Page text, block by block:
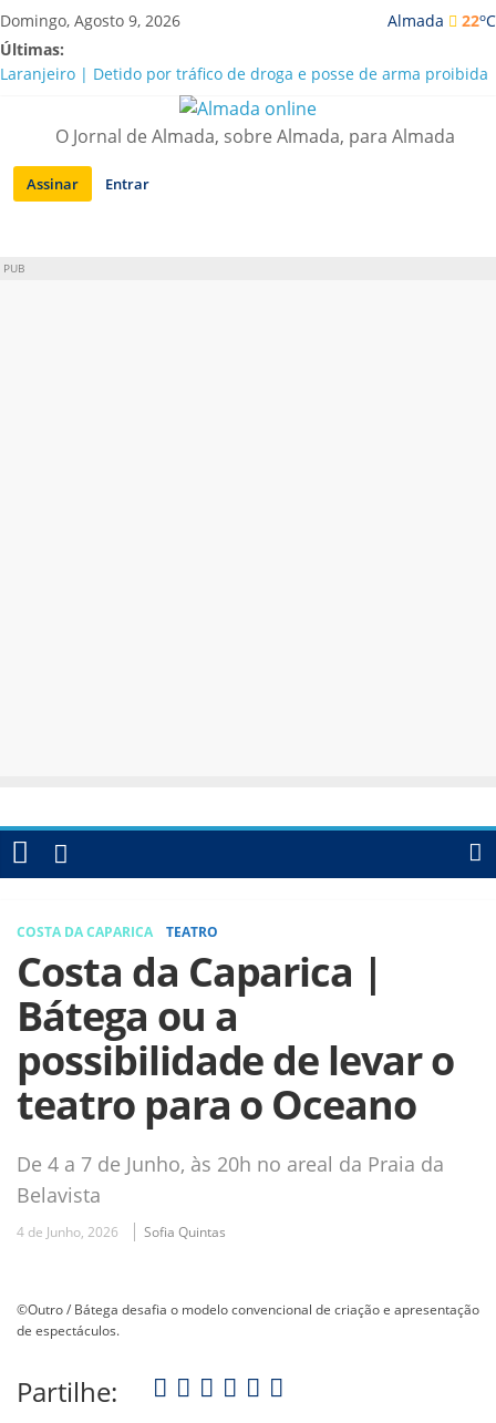
Saltar
para
conteúdo
Almada 22oC
Domingo, Agosto 9, 2026
Últimas:
Laranjeiro | Detido por tráfico de droga e posse de arma proibida
A “crise” da água em Almada: ilações e ensinamentos necessários
Costa da Caparica | Polícia Marítima e ASAE detectam
irregularidades em habitações e restaurantes
APA diz que falta de água em Almada “foi um problema de má
O Jornal de Almada, sobre Almada, para Almada
Assinar Entrar
PUB
COSTA DA CAPARICA TEATRO
Costa da Caparica |
Bátega ou a
possibilidade de levar o
teatro para o Oceano
De 4 a 7 de Junho, às 20h no areal da Praia da
Belavista
4 de Junho, 2026 Sofia Quintas
©Outro / Bátega desafia o modelo convencional de criação e apresentação
de espectáculos.
Partilhe: